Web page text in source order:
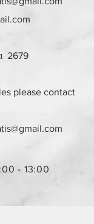
επικοινωνία.
επιστροφές
επιβάρυνση
αγοραστή.
που έχει
για ένα
το ίδιο
είναι
2679
please contact
- 13:00